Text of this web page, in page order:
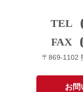
TEL
FAX
〒869-1102
お問